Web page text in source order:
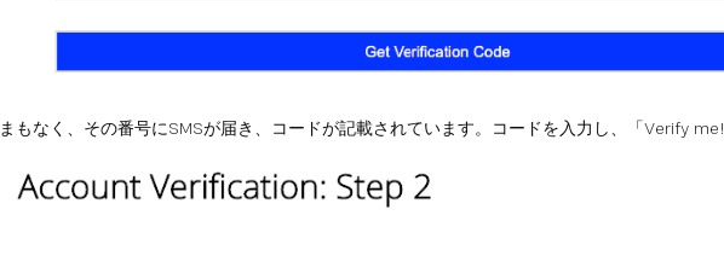
まもなく、その番号にSMSが届き、コードが記載されています。コードを入力し、「Verify me!